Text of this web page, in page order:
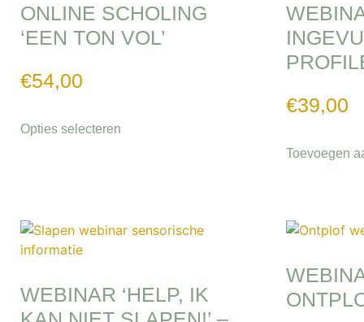
ONLINE SCHOLING
‘EEN TON VOL’
€54,00
Opties selecteren
€39,00
Toevoegen
WEBINAR ‘HELP, IK